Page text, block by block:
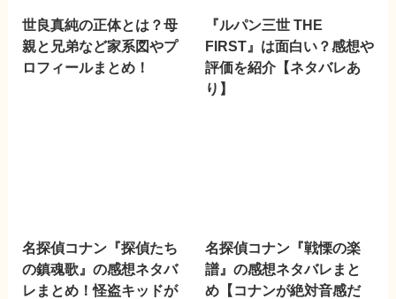
世良真純の正体とは？母
親と兄弟など家系図やプ
ロフィールまとめ！
『ルパン三世 THE
FIRST』は面白い？感想や
評価を紹介【ネタバレあ
り】
名探偵コナン『探偵たち
の鎮魂歌』の感想ネタバ
レまとめ！怪盗キッドが
名探偵コナン『戦慄の楽
譜』の感想ネタバレまと
め【コナンが絶対音感だ